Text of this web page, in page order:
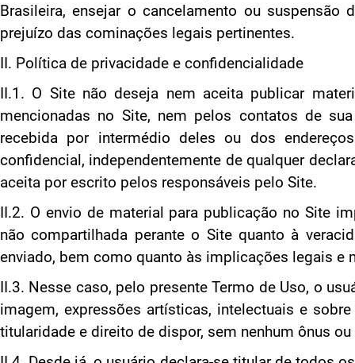
Brasileira, ensejar o cancelamento ou
prejuízo das cominações legais pertinentes.
II. Política de privacidade e confidencialidade
II.1. O Site não deseja nem aceita publicar
mencionadas no Site, nem pelos contatos de
recebida por intermédio deles ou dos
confidencial, independentemente de qualquer
aceita por escrito pelos responsáveis pelo Site.
II.2. O envio de material para publicação no Site
não compartilhada perante o Site quanto à
enviado, bem como quanto às implicações legais e
II.3. Nesse caso, pelo presente Termo de Uso, o
imagem, expressões artísticas, intelectuais e
titularidade e direito de dispor, sem nenhum ônus